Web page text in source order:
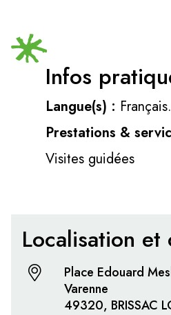
Infos
Langue(s) : Français.
Prestations &
Visites guidées
Localisation et
Place Edouard
Varenne
49320, BRISSAC